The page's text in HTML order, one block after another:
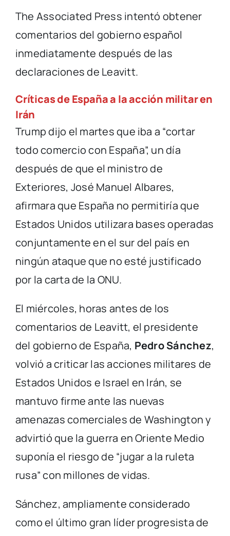
The Associated Press intentó obtener
comentarios del gobierno español
inmediatamente después de las
declaraciones de Leavitt.
Críticas de España a la acción militar en
Irán
Trump dijo el martes que iba a “cortar
todo comercio con España”, un día
después de que el ministro de
Exteriores, José Manuel Albares,
afirmara que España no permitiría que
Estados Unidos utilizara bases operadas
conjuntamente en el sur del país en
ningún ataque que no esté justificado
por la carta de la ONU.
El miércoles, horas antes de los
comentarios de Leavitt, el presidente
del gobierno de España, Pedro Sánchez,
volvió a criticar las acciones militares de
Estados Unidos e Israel en Irán, se
mantuvo firme ante las nuevas
amenazas comerciales de Washington y
advirtió que la guerra en Oriente Medio
suponía el riesgo de “jugar a la ruleta
rusa” con millones de vidas.
Sánchez, ampliamente considerado
como el último gran líder progresista de